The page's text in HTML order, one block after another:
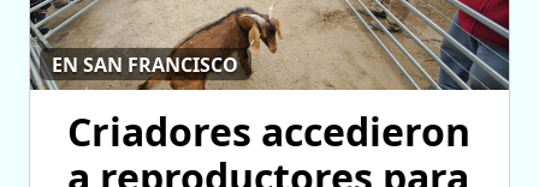
EN SAN FRANCISCO
Criadores accedieron